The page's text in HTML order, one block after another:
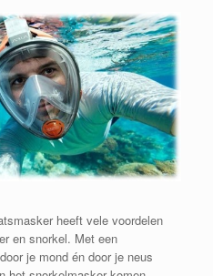
heeft vele voordelen
en snorkel. Met een
je mond én door je neus